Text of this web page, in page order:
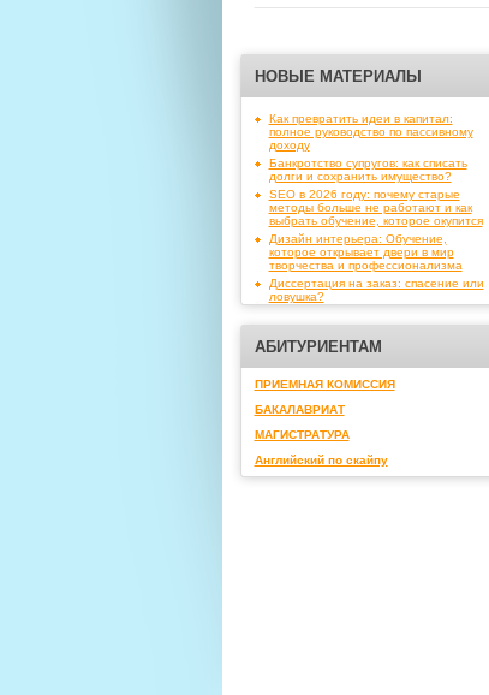
НОВЫЕ МАТЕРИАЛЫ
Как превратить идеи в капитал:
полное руководство по пассивному
доходу
Банкротство супругов: как списать
долги и сохранить имущество?
SEO в 2026 году: почему старые
методы больше не работают и как
выбрать обучение, которое окупится
Дизайн интерьера: Обучение,
которое открывает двери в мир
творчества и профессионализма
Диссертация на заказ: спасение или
ловушка?
АБИТУРИЕНТАМ
ПРИЕМНАЯ КОМИССИЯ
БАКАЛАВРИАТ
МАГИСТРАТУРА
Английский по скайпу